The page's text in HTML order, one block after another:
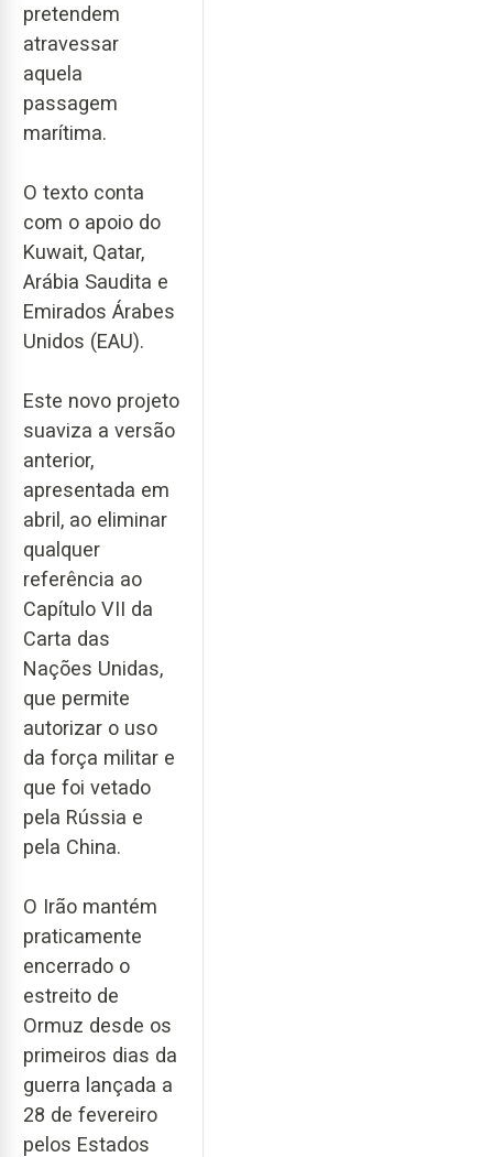
pretendem
atravessar
aquela
passagem
marítima.
O texto conta
com o apoio do
Kuwait, Qatar,
Arábia Saudita e
Emirados Árabes
Unidos (EAU).
Este novo projeto
suaviza a versão
anterior,
apresentada em
abril, ao eliminar
qualquer
referência ao
Capítulo VII da
Carta das
Nações Unidas,
que permite
autorizar o uso
da força militar e
que foi vetado
pela Rússia e
pela China.
O Irão mantém
praticamente
encerrado o
estreito de
Ormuz desde os
primeiros dias da
guerra lançada a
28 de fevereiro
pelos Estados